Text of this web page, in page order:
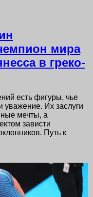
мира
в греко-
есть фигуры, чье
Их заслуги
мечты, а
зависти
Путь к